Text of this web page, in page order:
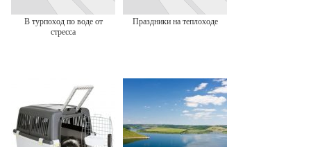
В турпоход по воде от
стресса
Праздники на теплоходе